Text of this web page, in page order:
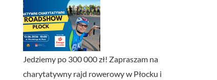
Jedziemy po 300 000 zł! Zapraszam na
charytatywny rajd rowerowy w Płocku i